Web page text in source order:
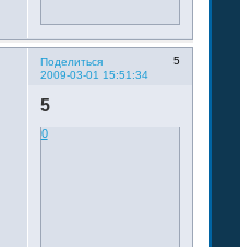
Поделиться
5
2009-03-01 15:51:34
5
0